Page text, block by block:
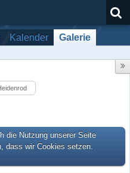
Kalender Galerie
die Nutzung unserer Seite
dass wir Cookies setzen.